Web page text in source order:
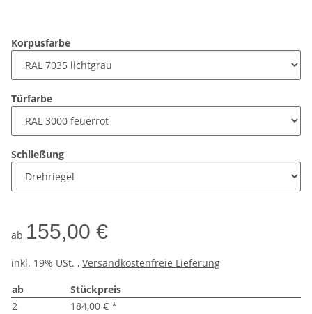
Korpusfarbe
Türfarbe
Schließung
ab 155,00 €
inkl. 19% USt. , Versandkostenfreie Lieferung
ab
Stückpreis
2
184,00 € *